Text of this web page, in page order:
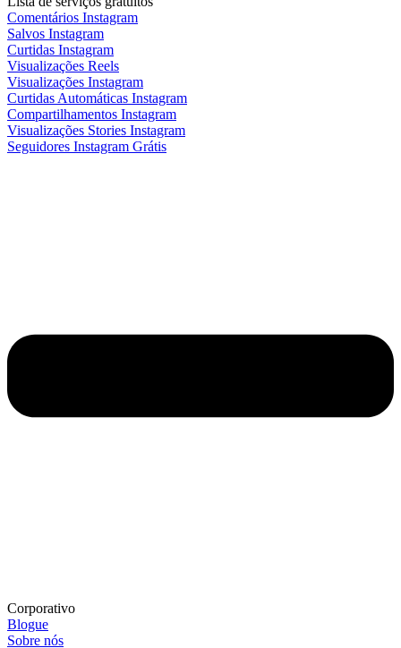
Comentários Instagram
Salvos Instagram
Curtidas Instagram
Visualizações Reels
Visualizações Instagram
Curtidas Automáticas Instagram
Compartilhamentos Instagram
Visualizações Stories Instagram
Seguidores Instagram Grátis
Corporativo
Blogue
Sobre nós